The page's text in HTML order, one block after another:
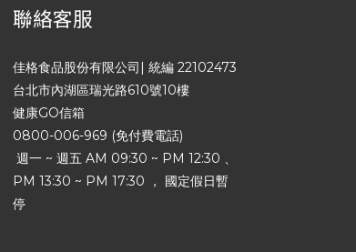
聯絡客服
佳格食品股份有限公司| 統編 22102473
台北市內湖區瑞光路610號10樓
健康GO信箱
0800-006-969 (免付費電話)
週一 ~ 週五 AM 09:30 ~ PM 12:30 、
PM 13:30 ~ PM 17:30 ， 國定假日暫
停